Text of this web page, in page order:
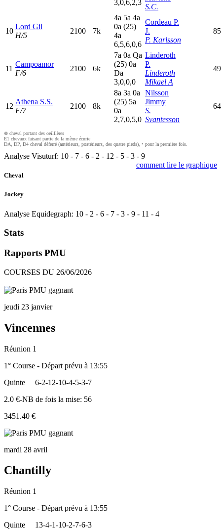
3,0,6,2,3
S.C.
10
Lord Gil
H/5
2100 7k
4a 5a 4a
0a (25)
4a
6,5,6,0,6
Cordeau P.
J.
P. Karlsson
11
Campoamor
F/6
2100 6k
7a 0a Qa
(25) 0a
Da
3,0,0,0
Linderoth
P.
Linderoth
Mikael A
12
Athena S.S.
F/7
2100 8k
8a 3a 0a
(25) 5a
0a
2,7,0,5,0
Nilsson
Jimmy
S.
Svantesson
⊗ cheval portant des oeilllères
E1 chevaux faisant partie de la même écurie
DA, DP, D4 cheval déferré (antérieurs, postérieurs, des quatre pieds), • pour la première fois.
Analyse Visuturf: 10 - 7 - 6 - 2 - 12 - 5 - 3 - 9
comment lire le graphique
Cheval
Jockey
Analyse Equidegraph: 10 - 2 - 6 - 7 - 3 - 9 - 11 - 4
Stats
Rapports PMU
COURSES DU 26/06/2026
jeudi 23 janvier
Vincennes
Réunion 1
1° Course - Départ prévu à 13:55
Quinte
6-2-12-10-4-5-3-7
2.0 €-NB de fois la mise: 56
3451.40 €
mardi 28 avril
Chantilly
Réunion 1
1° Course - Départ prévu à 13:55
Quinte
13-4-1-10-2-7-6-3